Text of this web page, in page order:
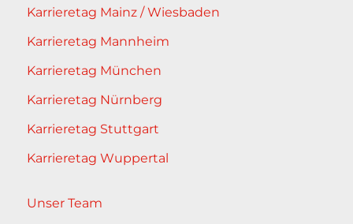
Karrieretag Mainz / Wiesbaden
Karrieretag Mannheim
Karrieretag München
Karrieretag Nürnberg
Karrieretag Stuttgart
Karrieretag Wuppertal
Unser Team